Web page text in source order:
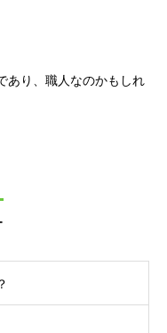
あり、職人なのかもしれ